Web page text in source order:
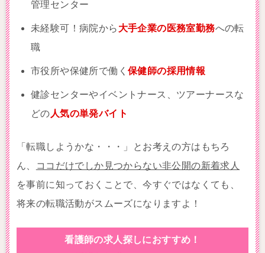
管理センター
未経験可！病院から 大手企業の医務室勤務への転
職
市役所や保健所で働く 保健師の採用情報
健診センターやイベントナース、ツアーナースな
どの 人気の単発バイト
「転職しようかな・・・」とお考えの方はもちろ
ん、
ココだけでしか見つからない非公開の新着求人
を事前に知っておくことで、今すぐではなくても、
将来の転職活動がスムーズになりますよ！
看護師の求人探しにおすすめ！